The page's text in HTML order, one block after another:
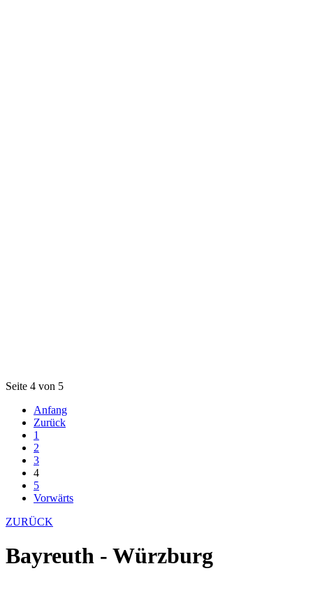
Seite 4 von 5
Anfang
Zurück
1
2
3
4
5
Vorwärts
ZURÜCK
Bayreuth - Würzburg